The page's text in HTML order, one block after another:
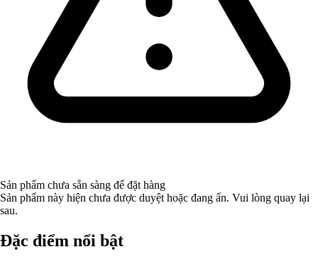
Sản phẩm chưa sẵn sàng để đặt hàng
Sản phẩm này hiện chưa được duyệt hoặc đang ẩn. Vui lòng quay lại
sau.
Đặc điểm nổi bật